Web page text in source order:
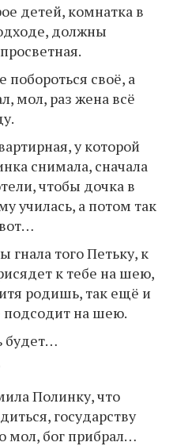
детей, комнатка в
должны
побороться своё, а
мол, раз жена всё
у которой
снимала, сначала
чтобы дочка в
училась, а потом так
гнала того Петьку, к
к тебе на шею,
родишь, так ещё и
подсодит на шею.
будет…
Полинку, что
государству
мол, бог прибрал…